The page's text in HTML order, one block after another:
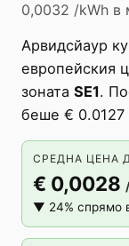
0,0032 /kWh в
Арвидсйаур
европейския
зоната SE1.
беше € 0.0127
СРЕДНА ЦЕНА
€ 0,0028
▼ 24% спрямо